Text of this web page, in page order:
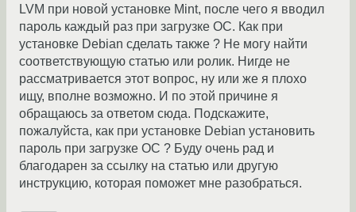
LVM при новой установке Mint, после чего я вводил
пароль каждый раз при загрузке ОС. Как при
установке Debian сделать также ? Не могу найти
соответствующую статью или ролик. Нигде не
рассматривается этот вопрос, ну или же я плохо
ищу, вполне возможно. И по этой причине я
обращаюсь за ответом сюда. Подскажите,
пожалуйста, как при установке Debian установить
пароль при загрузке ОС ? Буду очень рад и
благодарен за ссылку на статью или другую
инструкцию, которая поможет мне разобраться.